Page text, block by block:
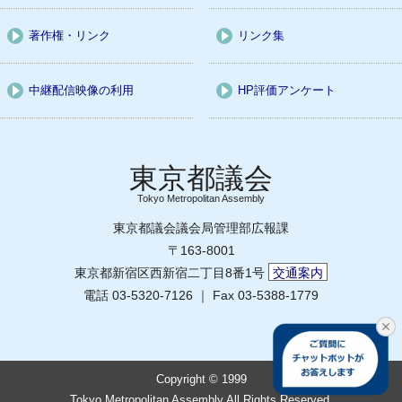
著作権・リンク リンク集
中継配信映像の利用 HP評価アンケート
Tokyo Metropolitan Assembly
東京都議会議会局管理部広報課
〒163-8001
東京都新宿区西新宿二丁目8番1号 交通案内
電話 03-5320-7126 ｜ Fax 03-5388-1779
Copyright © 1999
Tokyo Metropolitan Assembly All Rights Reserved.